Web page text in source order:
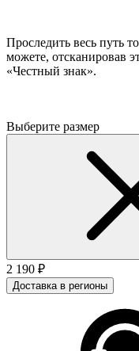
Проследить весь путь
можете, отсканировав
«Честный знак».
Выберите размер
2 190 ₽
Доставка в регионы